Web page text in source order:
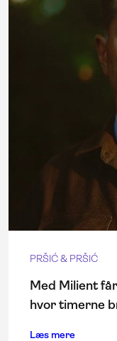
PRŠIĆ & PRŠIĆ
Med Milient
hvor timerne
Læs mere